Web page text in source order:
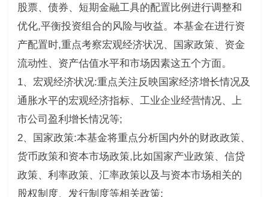
股票、债券、短期金融工具的配置比例进行调整和
优化,平衡投资组合的风险与收益。本基金在进行资
产配置时,重点考察宏观经济状况、国家政策、资金
流动性、资产估值水平和市场因素这五个方面。
1、宏观经济状况:重点关注反映国家经济增长情况及
通胀水平的宏观经济指标、工业企业经营情况、上
市公司盈利增长情况等;
2、国家政策:本基金将重点分析国内外的财政政策、
货币政策和资本市场政策,比如国家产业政策、信贷
政策、利率政策、汇率政策以及与资本市场相关的
股权制度、发行制度等相关政策;